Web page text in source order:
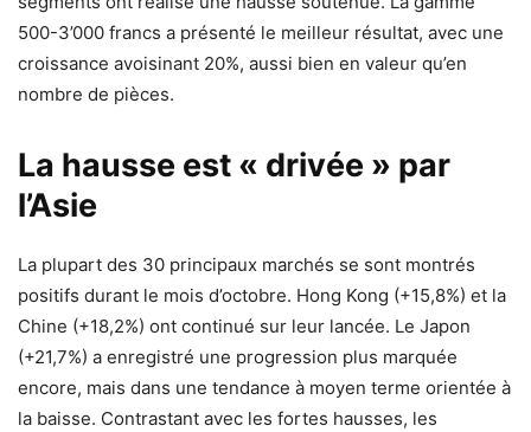
500-3’000 francs a présenté le meilleur résultat, avec une
croissance avoisinant 20%, aussi bien en valeur qu’en
nombre de pièces.
La hausse est « drivée » par
l’Asie
La plupart des 30 principaux marchés se sont montrés
positifs durant le mois d’octobre. Hong Kong (+15,8%) et la
Chine (+18,2%) ont continué sur leur lancée. Le Japon
(+21,7%) a enregistré une progression plus marquée
encore, mais dans une tendance à moyen terme orientée à
la baisse. Contrastant avec les fortes hausses, les